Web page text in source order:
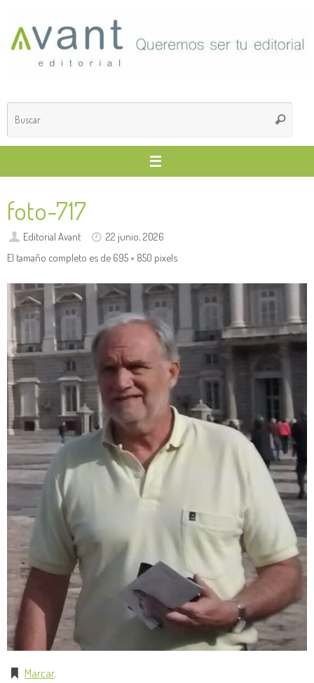
contenido
Buscar
foto-717
Editorial Avant
22 junio, 2026
El tamaño completo es de 695 × 850 pixels
Marcar.